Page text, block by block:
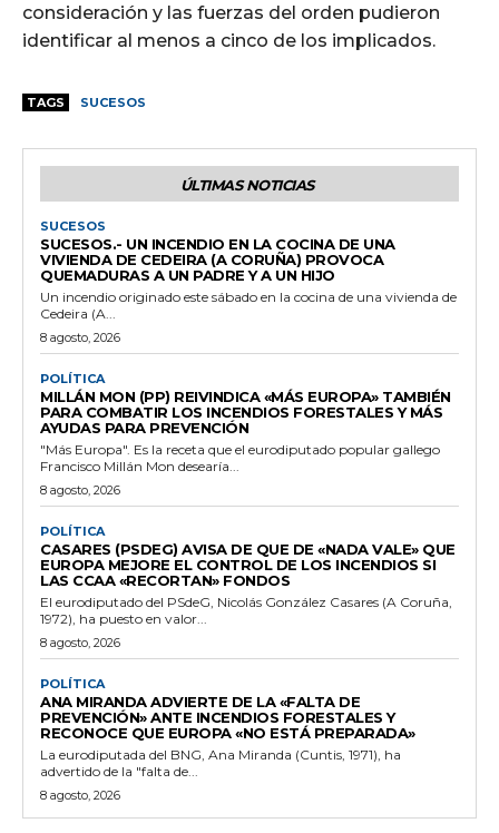
consideración y las fuerzas del orden pudieron
identificar al menos a cinco de los implicados.
TAGS SUCESOS
ÚLTIMAS NOTICIAS
SUCESOS
SUCESOS.- UN INCENDIO EN LA COCINA DE UNA
VIVIENDA DE CEDEIRA (A CORUÑA) PROVOCA
QUEMADURAS A UN PADRE Y A UN HIJO
Un incendio originado este sábado en la cocina de una vivienda de
Cedeira (A...
8 agosto, 2026
POLÍTICA
MILLÁN MON (PP) REIVINDICA «MÁS EUROPA» TAMBIÉN
PARA COMBATIR LOS INCENDIOS FORESTALES Y MÁS
AYUDAS PARA PREVENCIÓN
"Más Europa". Es la receta que el eurodiputado popular gallego
Francisco Millán Mon desearía...
8 agosto, 2026
POLÍTICA
CASARES (PSDEG) AVISA DE QUE DE «NADA VALE» QUE
EUROPA MEJORE EL CONTROL DE LOS INCENDIOS SI
LAS CCAA «RECORTAN» FONDOS
El eurodiputado del PSdeG, Nicolás González Casares (A Coruña,
1972), ha puesto en valor...
8 agosto, 2026
POLÍTICA
ANA MIRANDA ADVIERTE DE LA «FALTA DE
PREVENCIÓN» ANTE INCENDIOS FORESTALES Y
RECONOCE QUE EUROPA «NO ESTÁ PREPARADA»
La eurodiputada del BNG, Ana Miranda (Cuntis, 1971), ha
advertido de la "falta de...
8 agosto, 2026